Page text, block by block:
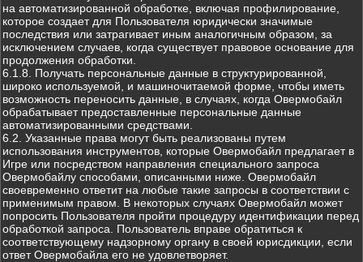
на автоматизированной обработке, включая профилирование,
которое создает для Пользователя юридически значимые
последствия или затрагивает иным аналогичным образом, за
исключением случаев, когда существует правовое основание для
продолжения обработки.
6.1.8. Получать персональные данные в структурированной,
широко используемой, и машиночитаемой форме, чтобы иметь
возможность переносить данные, в случаях, когда Овермобайл
обрабатывает предоставленные персональные данные
автоматизированными средствами.
6.2. Указанные права могут быть реализованы путем
использования инструментов, которые Овермобайл предлагает в
Игре или посредством направления специального запроса
Овермобайлу способами, описанными ниже. Овермобайл
своевременно ответит на любые такие запросы в соответствии с
применимым правом. В некоторых случаях Овермобайл может
попросить Пользователя пройти процедуру идентификации перед
обработкой запроса. Пользователь вправе обратиться к
соответствующему надзорному органу в своей юрисдикции, если
ответ Овермобайла его не удовлетворяет.